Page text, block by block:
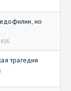
но
трагедия